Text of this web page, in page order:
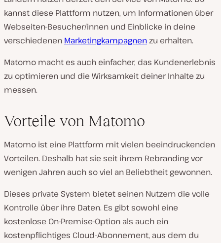
kannst diese Plattform nutzen, um Informationen über
Webseiten-Besucher/innen und Einblicke in deine
verschiedenen Marketingkampagnenzu erhalten.
Matomo macht es auch einfacher, das Kundenerlebnis
zu optimieren und die Wirksamkeit deiner Inhalte zu
messen.
Vorteile von Matomo
Matomo ist eine Plattform mit vielen beeindruckenden
Vorteilen. Deshalb hat sie seit ihrem Rebranding vor
wenigen Jahren auch so viel an Beliebtheit gewonnen.
Dieses private System bietet seinen Nutzern die volle
Kontrolle über ihre Daten. Es gibt sowohl eine
kostenlose On-Premise-Option als auch ein
kostenpflichtiges Cloud-Abonnement, aus dem du